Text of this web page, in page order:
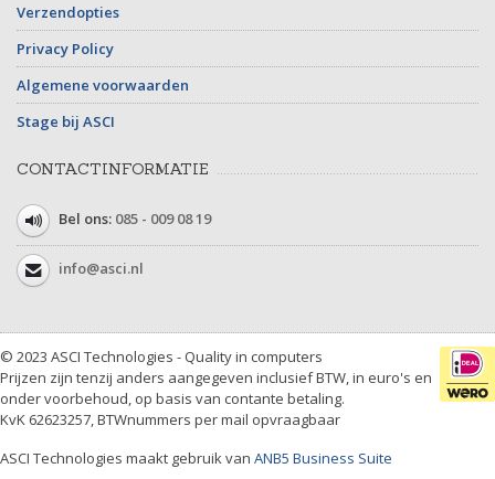
Verzendopties
Privacy Policy
Algemene voorwaarden
Stage bij ASCI
CONTACTINFORMATIE
Bel ons: 085 - 009 08 19
info@asci.nl
© 2023 ASCI Technologies - Quality in computers
Prijzen zijn tenzij anders aangegeven inclusief BTW, in euro's en
onder voorbehoud, op basis van contante betaling.
KvK 62623257, BTWnummers per mail opvraagbaar
ASCI Technologies maakt gebruik van ANB5 Business Suite